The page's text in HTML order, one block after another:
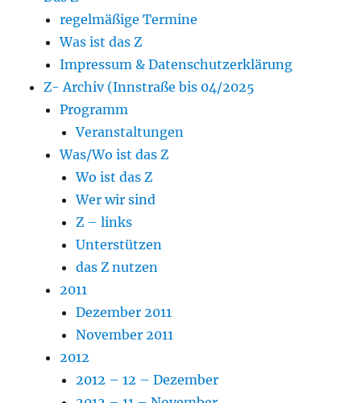
regelmäßige Termine
Was ist das Z
Impressum & Datenschutzerklärung
Z- Archiv (Innstraße bis 04/2025
Programm
Veranstaltungen
Was/Wo ist das Z
Wo ist das Z
Wer wir sind
Z – links
Unterstützen
das Z nutzen
2011
Dezember 2011
November 2011
2012
2012 – 12 – Dezember